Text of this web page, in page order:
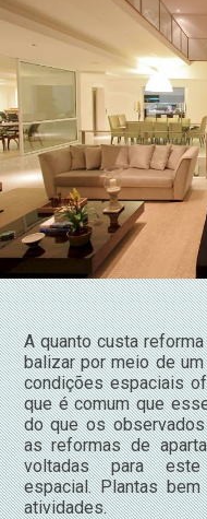
A quanto custa
balizar por meio de
condições espaciais
que é comum que
do que os
as reformas de
voltadas para este
espacial. Plantas
atividades.